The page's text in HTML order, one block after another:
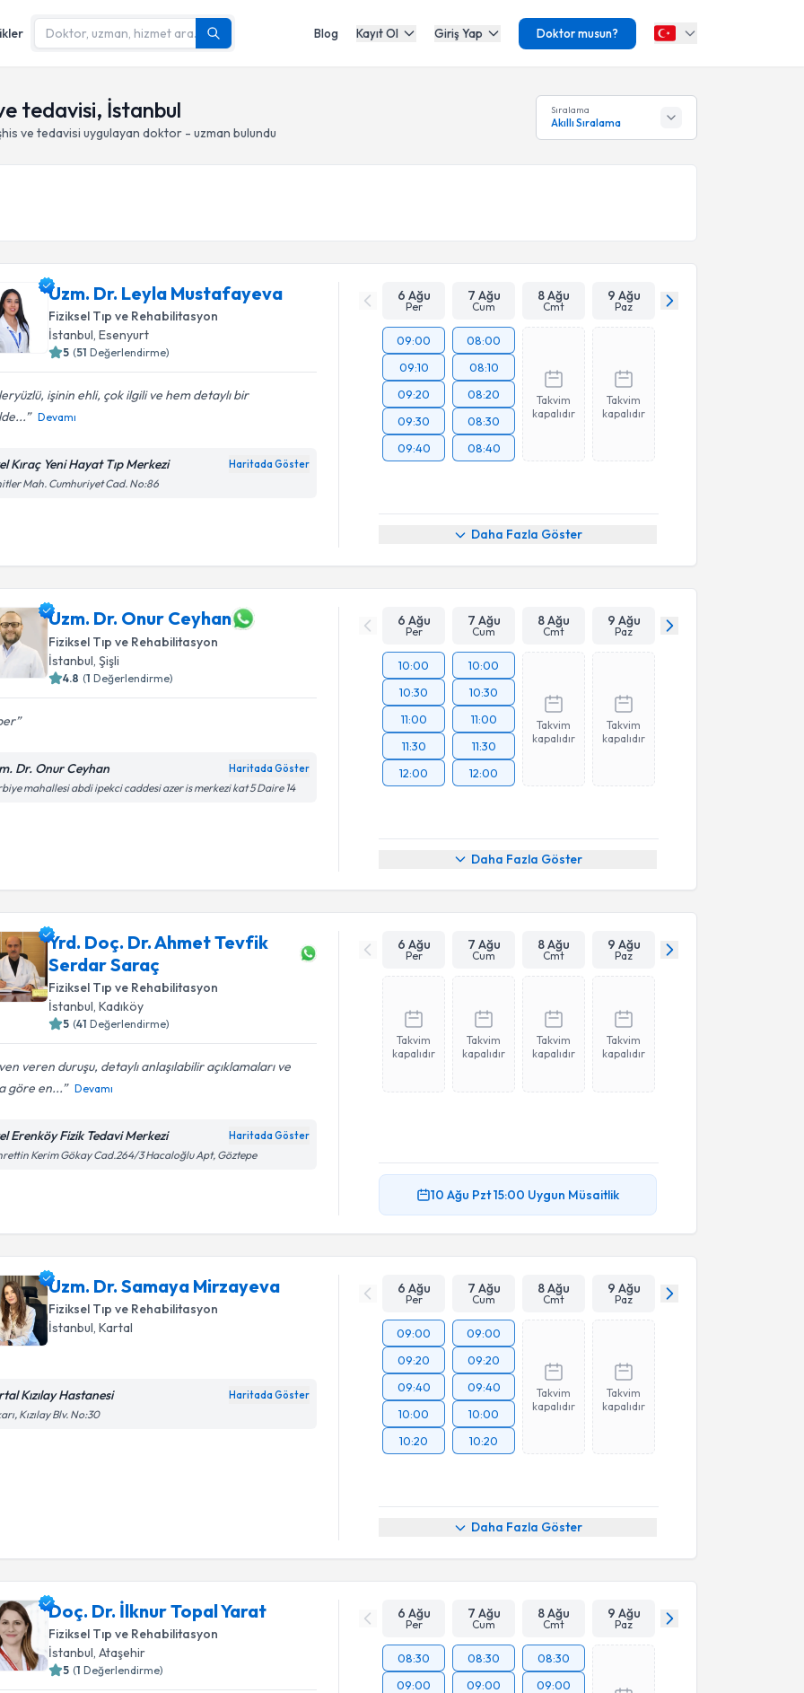
Blog Kayıt Ol Giriş Yap Doktor musun?
tedavisi, İstanbul
ve tedavisi uygulayan doktor - uzman bulundu
Sıralama
Akıllı Sıralama
Uzm. Dr. Leyla Mustafayeva
Fiziksel Tıp ve Rehabilitasyon
İstanbul, Esenyurt
5 (51 Değerlendirme)
işinin ehli, çok ilgili ve hem detaylı bir
Devamı
Kıraç Yeni Hayat Tıp Merkezi Haritada Göster
Mah. Cumhuriyet Cad. No:86
6 Ağu
Per
7 Ağu
Cum
8 Ağu
Cmt
9 Ağu
Paz
09:00
09:10
09:20
09:30
09:40
08:00
08:10
08:20
08:30
08:40
Takvim
kapalıdır
Takvim
kapalıdır
Daha Fazla Göster
Uzm. Dr. Onur Ceyhan
Fiziksel Tıp ve Rehabilitasyon
İstanbul , Şişli
4.8 (1 Değerlendirme)
Dr. Onur Ceyhan Haritada Göster
mahallesi abdi ipekci caddesi azer is merkezi kat 5 Daire 14
6 Ağu
Per
7 Ağu
Cum
8 Ağu
Cmt
9 Ağu
Paz
10:00
10:30
11:00
11:30
12:00
10:00
10:30
11:00
11:30
12:00
Takvim
kapalıdır
Takvim
kapalıdır
Daha Fazla Göster
Yrd. Doç. Dr. Ahmet Tevfik
Serdar Saraç
Fiziksel Tıp ve Rehabilitasyon
İstanbul, Kadıköy
5 (41 Değerlendirme)
veren duruşu, detaylı anlaşılabilir açıklamaları ve
göre en...
Devamı
Erenköy Fizik Tedavi Merkezi Haritada Göster
Kerim Gökay Cad.264/3 Hacaloğlu Apt, Göztepe
6 Ağu
Per
7 Ağu
Cum
8 Ağu
Cmt
9 Ağu
Paz
Takvim
kapalıdır
Takvim
kapalıdır
Takvim
kapalıdır
Takvim
kapalıdır
10 Ağu Pzt15:00 Uygun Müsaitlik
Uzm. Dr. Samaya Mirzayeva
Fiziksel Tıp ve Rehabilitasyon
İstanbul, Kartal
Kızılay Hastanesi Haritada Göster
Kızılay Blv. No:30
6 Ağu
Per
7 Ağu
Cum
8 Ağu
Cmt
9 Ağu
Paz
09:00
09:20
09:40
10:00
10:20
09:00
09:20
09:40
10:00
10:20
Takvim
kapalıdır
Takvim
kapalıdır
Daha Fazla Göster
Doç. Dr. İlknur Topal Yarat
Fiziksel Tıp ve Rehabilitasyon
İstanbul , Ataşehir
5 (1 Değerlendirme)
6 Ağu
Per
7 Ağu
Cum
8 Ağu
Cmt
9 Ağu
Paz
08:30
09:00
08:30
09:00
08:30
09:00